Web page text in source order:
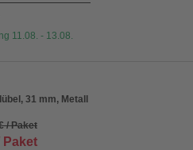
11.08. - 13.08.
31 mm, Metall
/ Paket
Paket